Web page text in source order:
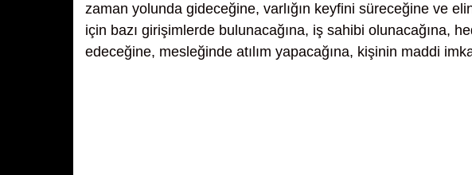
zaman yolunda gideceğine, varlığın keyfini süreceğine ve
için bazı girişimlerde bulunacağına, iş sahibi olunacağına,
edeceğine, mesleğinde atılım yapacağına, kişinin maddi